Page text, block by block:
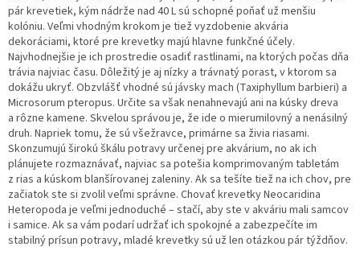
pár krevetiek, kým nádrže nad 40 L sú schopné poňať už menšiu
kolóniu. Veľmi vhodným krokom je tiež vyzdobenie akvária
dekoráciami, ktoré pre krevetky majú hlavne funkčné účely.
Najvhodnejšie je ich prostredie osadiť rastlinami, na ktorých počas dňa
trávia najviac času. Dôležitý je aj nízky a trávnatý porast, v ktorom sa
dokážu ukryť. Obzvlášť vhodné sú jávsky mach (Taxiphyllum barbieri) a
Microsorum pteropus. Určite sa však nenahnevajú ani na kúsky dreva
a rôzne kamene. Skvelou správou je, že ide o mierumilovný a nenásilný
druh. Napriek tomu, že sú všežravce, primárne sa živia riasami.
Skonzumujú širokú škálu potravy určenej pre akvárium, no ak ich
plánujete rozmaznávať, najviac sa potešia komprimovaným tabletám
z rias a kúskom blanšírovanej zaleniny. Ak sa tešíte tiež na ich chov, pre
začiatok ste si zvolil veľmi správne. Chovať krevetky Neocaridina
Heteropoda je veľmi jednoduché – stačí, aby ste v akváriu mali samcov
i samice. Ak sa vám podarí udržať ich spokojné a zabezpečíte im
stabilný prísun potravy, mladé krevetky sú už len otázkou pár týždňov.